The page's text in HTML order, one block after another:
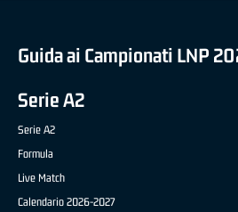
Guida ai Campionati LNP
Serie A2
Serie A2
Formula
Live Match
Calendario 2026-2027